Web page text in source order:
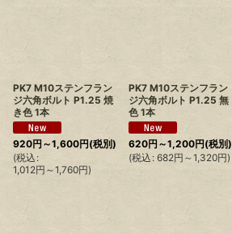
PK7 M10ステンフラン
ジ六角ボルト P1.25 焼
き色 1本
920円 ～1,600円(税別)
(税込 :
1,012円 ～1,760円)
PK7 M10ステンフラン
ジ六角ボルト P1.25 無
色 1本
620円 ～1,200円(税別)
(税込 : 682円 ～1,320円)